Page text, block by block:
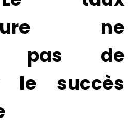
ne
pas de
le succès